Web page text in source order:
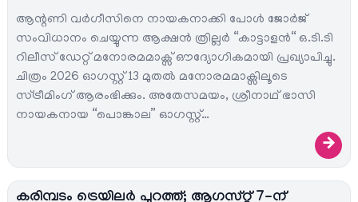
ആന്റണി വർഗീസിനെ നായകനാക്കി പോൾ ജോർജ്
സംവിധാനം ചെയ്യുന്ന ആക്ഷൻ ത്രില്ലർ “കാട്ടാളൻ“ ഒ.ടി.ടി
റിലീസ് ഡേറ്റ് മനോരമമാക്സ് ഔദ്യോഗികമായി പ്രഖ്യാപിച്ചു.
ചിത്രം 2026 ഓഗസ്റ്റ് 13 മുതൽ മനോരമമാക്സിലൂടെ
സ്ട്രീമിംഗ് ആരംഭിക്കും. അതേസമയം, ശ്രീനാഥ് ഭാസി
നായകനായ “പൊങ്കാല” ഓഗസ്റ്റ്…
→
കരിമ്പടം ട്രെയിലർ പുറത്ത്; ആഗസ്റ്റ് 7-ന്